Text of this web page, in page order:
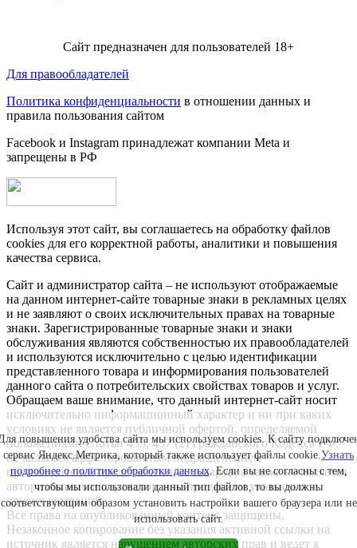
Сайт предназначен для пользователей 18+
Для правообладателей
Политика конфиденциальности в отношении данных и
правила пользования сайтом
Facebook и Instagram принадлежат компании Metа и
запрещены в РФ
Используя этот сайт, вы соглашаетесь на обработку файлов
cookies для его корректной работы, аналитики и повышения
качества сервиса.
Сайт и администратор сайта – не используют отображаемые
на данном интернет-сайте товарные знаки в рекламных целях
и не заявляют о своих исключительных правах на товарные
знаки. Зарегистрированные товарные знаки и знаки
обслуживания являются собственностью их правообладателей
и используются исключительно с целью идентификации
представленного товара и информирования пользователей
данного сайта о потребительских свойствах товаров и услуг.
Обращаем ваше внимание, что данный интернет-сайт носит
исключительно информационный характер и ни при каких
условиях не является публичной офертой, определяемой
положениями Статьи 435, 437 (2) Гражданского Кодекса РФ;
не является аффилированным подразделением
производителей представленных товаров, а также не является
авторизованным партнером или продавцом указанных и
других компаний.
Все права на опубликованный контент защищены.
Незаконное копирование без указания активной ссылки на
источник является нарушением авторских прав и ведет к
повышения удобства сайта мы используем cookies. К сайту
сервис Яндекс.Метрика, который также использует файлы cookie.Узнать
подробнее о политике обработки данных. Если вы не согласны с тем,
чтобы мы использовали данный тип файлов, то вы должны
соответствующим образом установить настройки вашего браузера или не
использовать сайт.